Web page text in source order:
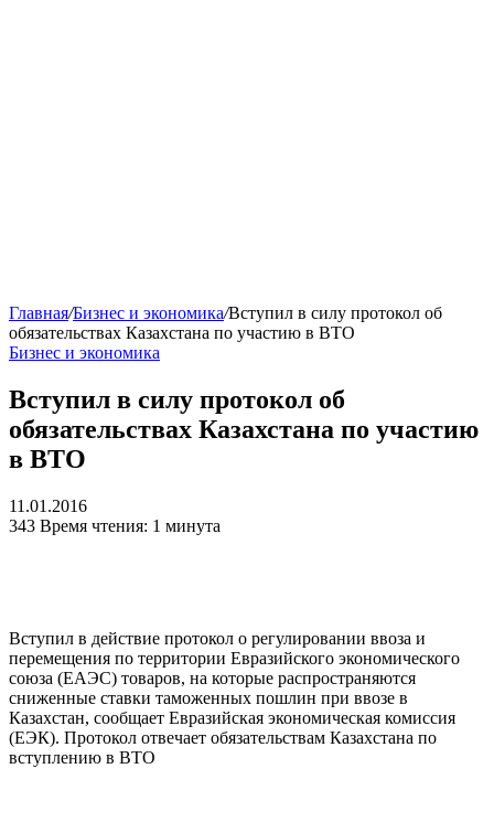
Главная/Бизнес и экономика/Вступил в силу протокол об
обязательствах Казахстана по участию в ВТО
Бизнес и экономика
Вступил в силу протокол об
обязательствах Казахстана по участию
в ВТО
11.01.2016
343 Время чтения: 1 минута
Вступил в действие протокол о регулировании ввоза и
перемещения по территории Евразийского экономического
союза (ЕАЭС) товаров, на которые распространяются
сниженные ставки таможенных пошлин при ввозе в
Казахстан, сообщает Евразийская экономическая комиссия
(ЕЭК). Протокол отвечает обязательствам Казахстана по
вступлению в ВТО